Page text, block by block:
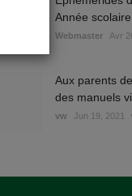
Année scolaire
Webmaster Avr
Aux parents
des manuels
vw Jun 19, 2021